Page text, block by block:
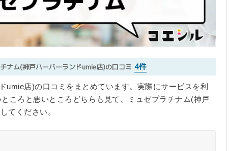
ナム(神戸ハーバーランドumie店)の口コミ 4件
umie店)の口コミをまとめています。実際にサービスを利
ころと悪いところどちらも見て、ミュゼプラチナム(神戸
てください。